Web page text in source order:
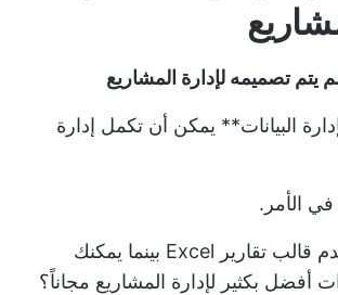
البيانات** يمكن أن تكمل إدارة
الأمر.
_إذن لماذا تستخدم قالب تقارير Excel بينما يمكنك
أفضل بكثير لإدارة المشاريع مجاناً؟